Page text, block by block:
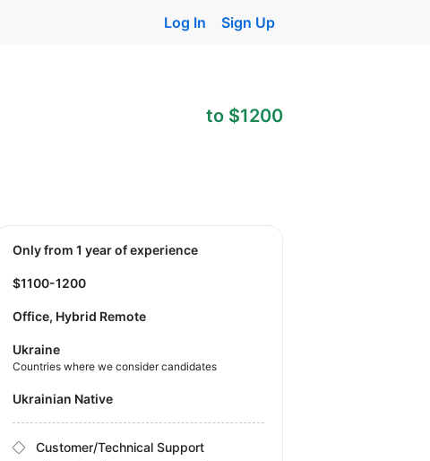
Log In Sign Up
to $1200
Only from 1 year of experience
$1100-1200
Office, Hybrid Remote
Ukraine
Countries where we consider candidates
Ukrainian Native
Customer/Technical Support